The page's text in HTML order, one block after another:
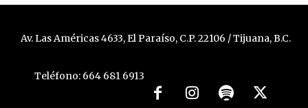
Av. Las Américas 4633, El Paraíso, C.P. 22106 / Tijuana, B.C.
Teléfono: 664 681 6913